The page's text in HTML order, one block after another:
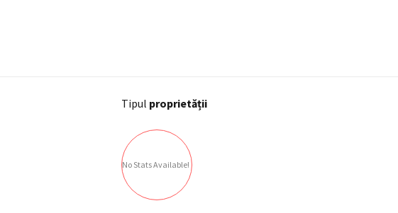
Tipul proprietății
No Stats Available!